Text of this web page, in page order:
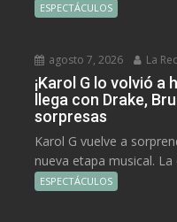
ESPECTÁCULOS
agosto 7, 2026 La
¡Karol G lo volvió a
llega con Drake,
sorpresas
Karol G vuelve a
nueva etapa musical.
ESPECTÁCULOS